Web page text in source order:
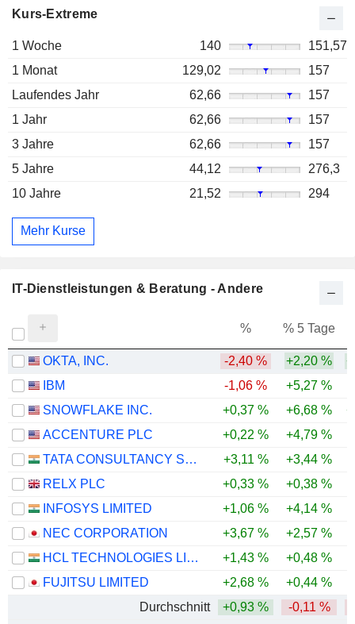
Kurs-Extreme
1 Woche 140
151,57
1 Monat
129,02
157
Laufendes Jahr
62,66
157
1 Jahr
62,66
157
3 Jahre
62,66
157
5 Jahre
44,12
276,3
10 Jahre
21,52 294
Mehr Kurse
IT-Dienstleistungen & Beratung - Andere
% % 5 Tage
OKTA, INC. -2,40 % +2,20 %
IBM
-1,06 % +5,27 %
SNOWFLAKE INC.
+0,37 % +6,68 %
ACCENTURE PLC
+0,22 % +4,79 %
TATA CONSULTANCY SERVICES LTD.
+3,11 % +3,44 %
RELX PLC
+0,33 % +0,38 %
INFOSYS LIMITED
+1,06 % +4,14 %
NEC CORPORATION
+3,67 % +2,57 %
HCL TECHNOLOGIES LIMITED
+1,43 % +0,48 %
FUJITSU LIMITED
+2,68 % +0,44 %
Durchschnitt
+0,93 % -0,11 %